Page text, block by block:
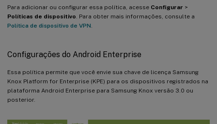
Para adicionar ou configurar essa política, acesse Configurar >
Políticas de dispositivo . Para obter mais informações, consulte a
Política de dispositivo de VPN
Configurações do Android Enterprise
Essa política permite que você envie sua chave de licença Samsung
Knox Platform for Enterprise (KPE) para os dispositivos registrados na
plataforma Android Enterprise para Samsung Knox versão 3.0 ou
posterior.